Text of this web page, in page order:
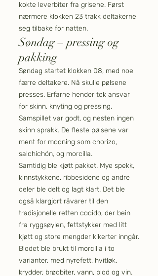
kokte leverbiter fra grisene. Først
nærmere klokken 23 trakk deltakerne
seg tilbake for natten.
Søndag – pressing og
pakking
Søndag startet klokken 08, med noe
færre deltakere. Nå skulle pølsene
presses. Erfarne hender tok ansvar
for skinn, knyting og pressing.
Samspillet var godt, og nesten ingen
skinn sprakk. De fleste pølsene var
ment for modning som chorizo,
salchichón, og morcilla.
Samtidig ble kjøtt pakket. Mye spekk,
kinnstykkene, ribbesidene og andre
deler ble delt og lagt klart. Det ble
også klargjort råvarer til den
tradisjonelle retten cocido, der bein
fra ryggsøylen, fettstykker med litt
kjøtt og store mengder kikerter inngår.
Blodet ble brukt til morcilla i to
varianter, med nyrefett, hvitløk,
krydder, brødbiter, vann, blod og vin.